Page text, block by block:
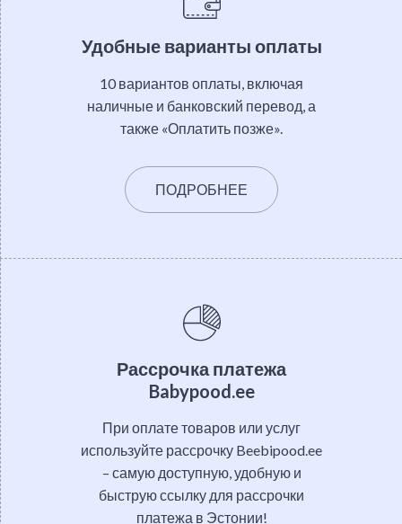
Удобные варианты оплаты
10 вариантов оплаты, включая
наличные и банковский перевод, а
также «Оплатить позже».
ПОДРОБНЕЕ
Рассрочка платежа
Babypood.ee
При оплате товаров или услуг
используйте рассрочку Beebipood.ee
– самую доступную, удобную и
быструю ссылку для рассрочки
платежа в Эстонии!